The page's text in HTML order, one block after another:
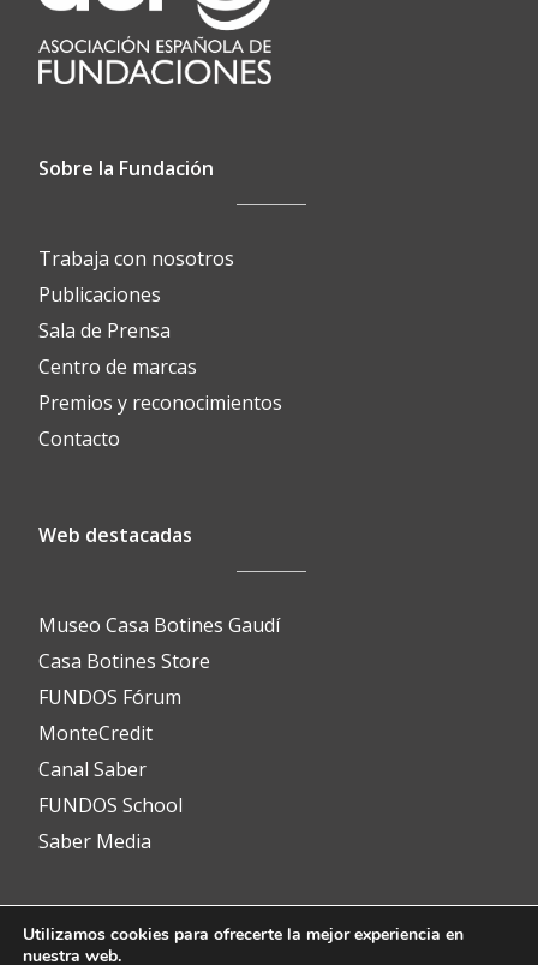
Sobre la Fundación
Trabaja con nosotros
Publicaciones
Sala de Prensa
Centro de marcas
Premios y reconocimientos
Contacto
Web destacadas
Museo Casa Botines Gaudí
Casa Botines Store
FUNDOS Fórum
MonteCredit
Canal Saber
FUNDOS School
Saber Media
Contacto
Utilizamos cookies para ofrecerte la mejor experiencia en
nuestra web.